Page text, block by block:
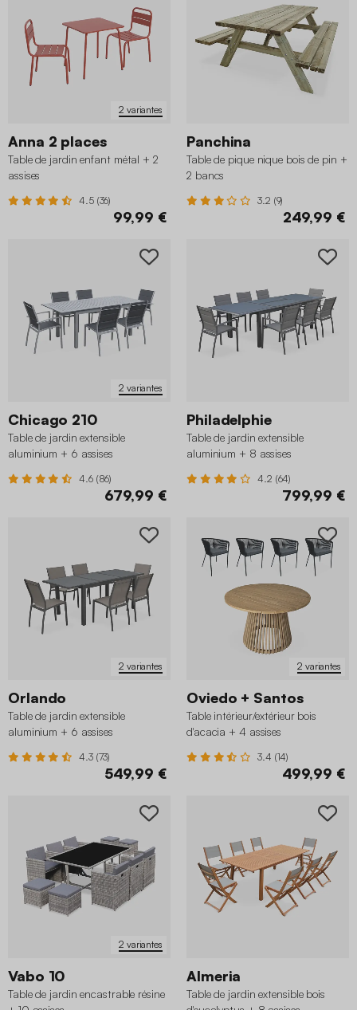
2 variantes
Anna 2 places
Table de jardin enfant métal + 2
assises
4.5 (36)
99,99 €
Panchina
Table de pique nique bois de pin +
2 bancs
3.2 (9)
249,99 €
2 variantes
Chicago 210
Table de jardin extensible
aluminium + 6 assises
4.6 (86)
679,99 €
Philadelphie
Table de jardin extensible
aluminium + 8 assises
4.2 (64)
799,99 €
2 variantes
Orlando
Table de jardin extensible
aluminium + 6 assises
4.3 (73)
549,99 €
2 variantes
Oviedo + Santos
Table intérieur/extérieur bois
d'acacia + 4 assises
3.4 (14)
499,99 €
2 variantes
Vabo 10
Table de jardin encastrable résine
Almeria
Table de jardin extensible bois